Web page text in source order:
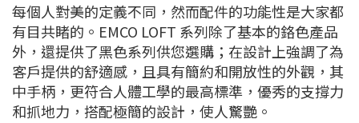
每個人對美的定義不同，然而配件的功能性是大家都
有目共睹的。EMCO LOFT 系列除了基本的鉻色產品
外，還提供了黑色系列供您選購；在設計上強調了為
客戶提供的舒適感，且具有簡約和開放性的外觀，其
中手柄，更符合人體工學的最高標準，優秀的支撐力
和抓地力，搭配極簡的設計，使人驚艷。